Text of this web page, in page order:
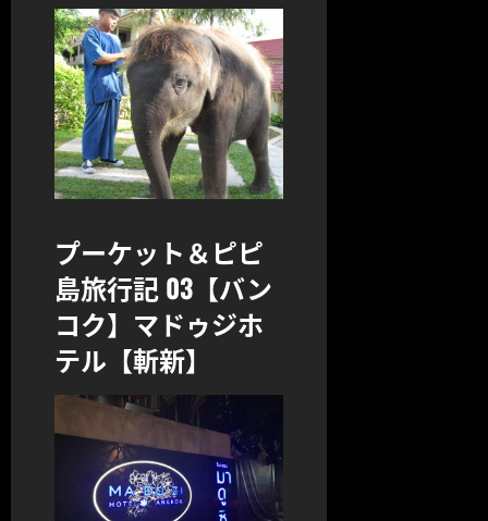
プーケット＆ピピ
島旅行記 03【バン
コク】マドゥジホ
テル【斬新】